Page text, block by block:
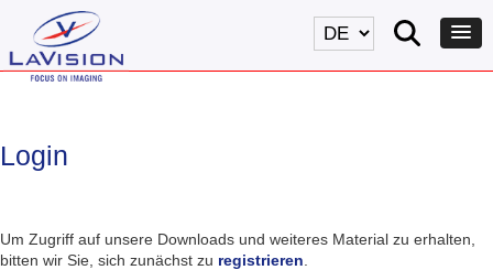
Login
Um Zugriff auf unsere Downloads und weiteres Material zu erhalten,
bitten wir Sie, sich zunächst zu registrieren